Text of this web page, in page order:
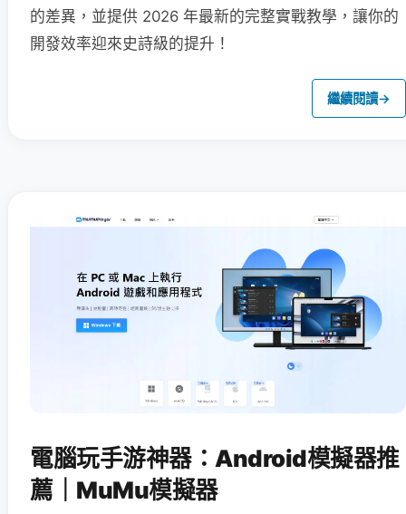
的差異，並提供 2026 年最新的完整實戰教學，讓你的
開發效率迎來史詩級的提升！
繼續閱讀→
電腦玩手游神器：Android模擬器推
薦｜MuMu模擬器